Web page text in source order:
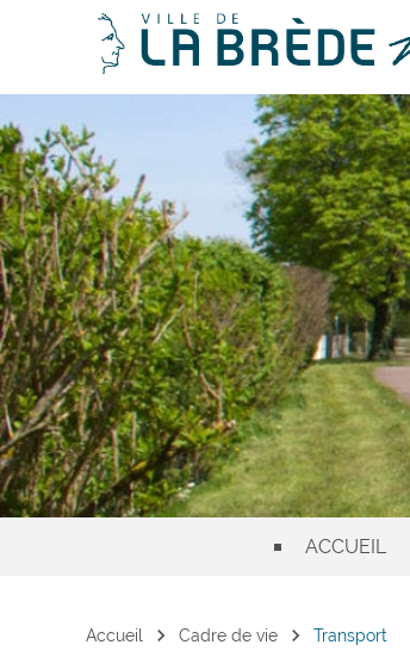
ACCUEIL
Accueil chevron_right Cadre de vie chevron_right Transport